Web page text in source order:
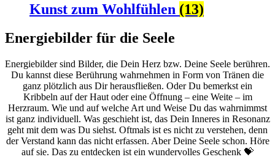
Kunst zum Wohlfühlen (13)
Energiebilder für die Seele
Energiebilder sind Bilder, die Dein Herz bzw. Deine Seele berühren.
Du kannst diese Berührung wahrnehmen in Form von Tränen die
ganz plötzlich aus Dir herausfließen. Oder Du bemerkst ein
Kribbeln auf der Haut oder eine Öffnung – eine Weite – im
Herzraum. Wie und auf welche Art und Weise Du das wahrnimmst
ist ganz individuell. Was geschieht ist, das Dein Inneres in Resonanz
geht mit dem was Du siehst. Oftmals ist es nicht zu verstehen, denn
der Verstand kann das nicht erfassen. Aber Deine Seele schon. Höre
auf sie. Das zu entdecken ist ein wundervolles Geschenk 💝